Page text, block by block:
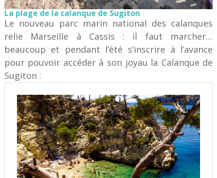
La plage de la calanque de Sugiton
Le nouveau parc marin national des calanques
relie Marseille à Cassis : il faut marcher…
beaucoup et pendant l’été s’inscrire à l’avance
pour pouvoir accéder à son joyau la Calanque de
Sugiton :